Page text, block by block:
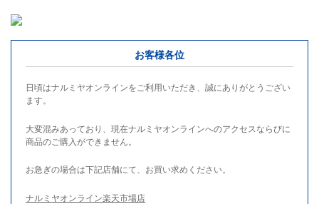
お客様各位
日頃はナルミヤオンラインをご利用いただき、誠にありがとうござい
ます。
大変混みあっており、現在ナルミヤオンラインへのアクセスならびに
商品のご購入ができません。
お急ぎの場合は下記店舗にて、お買い求めください。
ナルミヤオンライン楽天市場店